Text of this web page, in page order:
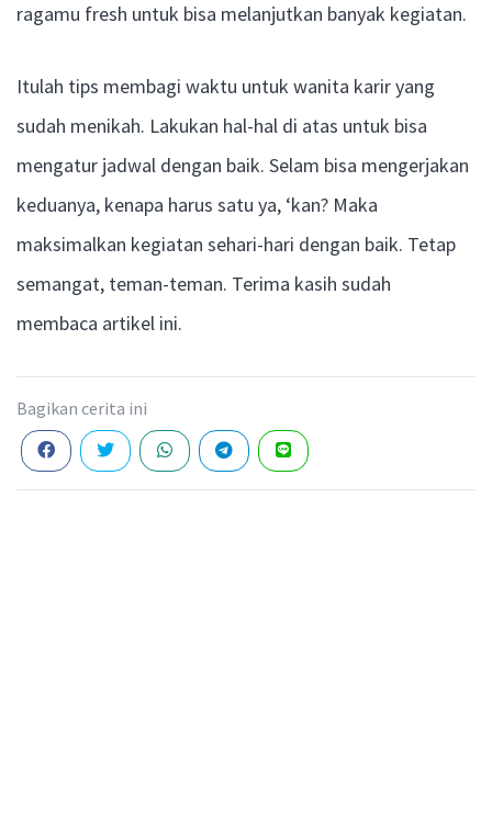
ragamu fresh untuk bisa melanjutkan banyak kegiatan.
Itulah tips membagi waktu untuk wanita karir yang
sudah menikah. Lakukan hal-hal di atas untuk bisa
mengatur jadwal dengan baik. Selam bisa mengerjakan
keduanya, kenapa harus satu ya, ‘kan? Maka
maksimalkan kegiatan sehari-hari dengan baik. Tetap
semangat, teman-teman. Terima kasih sudah
membaca artikel ini.
Bagikan cerita ini